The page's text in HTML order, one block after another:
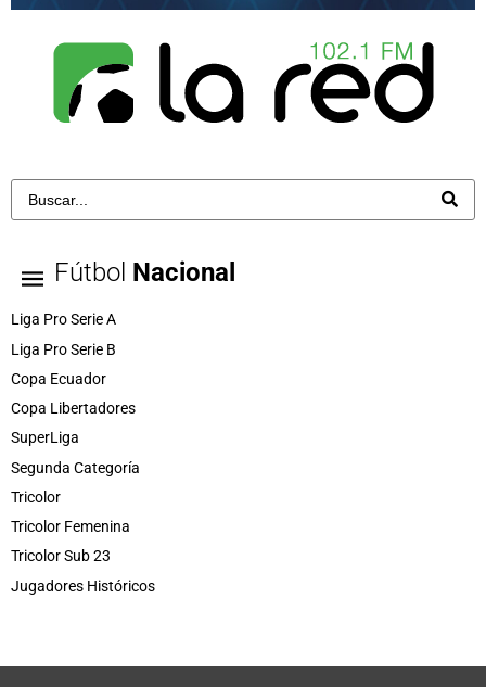
Fútbol Nacional
Liga Pro Serie A
Liga Pro Serie B
Copa Ecuador
Copa Libertadores
SuperLiga
Segunda Categoría
Tricolor
Tricolor Femenina
Tricolor Sub 23
Jugadores Históricos